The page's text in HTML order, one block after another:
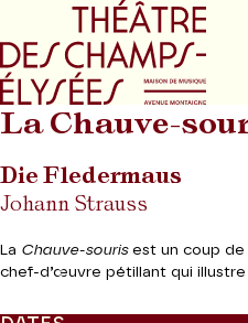
Aller au menu
La Chauve-
Die Fledermaus
Johann Strauss
La Chauve-sourisest un coup de
chef-d’œuvre pétillant qui illustre